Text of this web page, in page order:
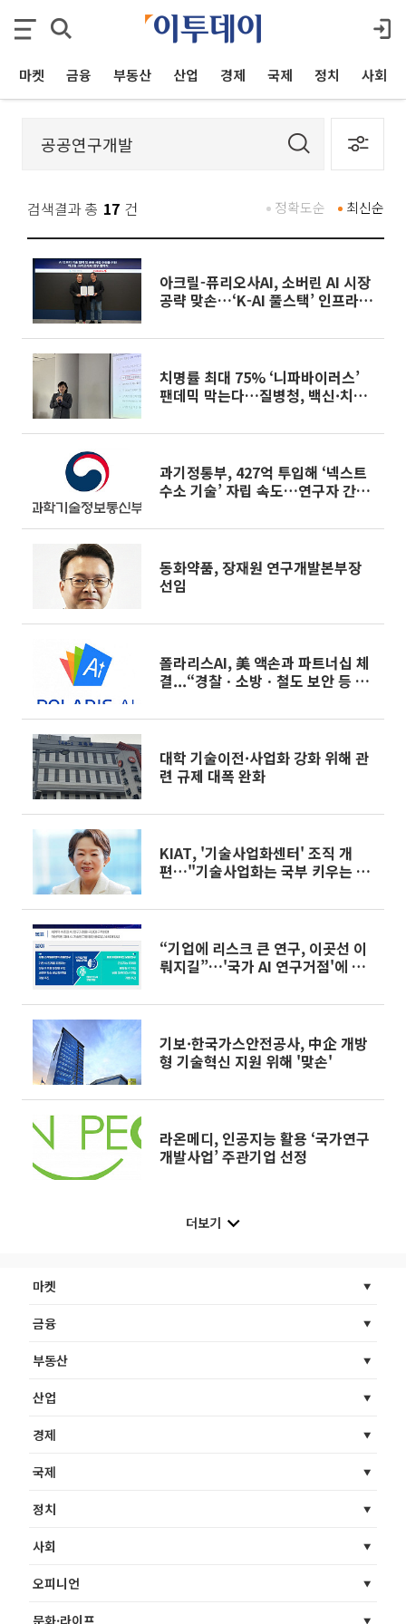
마켓 금융 부동산 산업 경제 국제 정치 사회
검색결과 총 17 건 최신순
정확도순
아크릴-퓨리오사AI, 소버린 AI 시장
공략 맞손…‘K-AI 풀스택’ 인프라
치명률 최대 75% ‘니파바이러스’
팬데믹 막는다…질병청, 백신·치료
과기정통부, 427억 투입해 ‘넥스트
수소 기술’ 자립 속도…연구자 간담
동화약품, 장재원 연구개발본부장
선임
폴라리스AI, 美 액손과 파트너십 체
결...“경찰ㆍ소방ㆍ철도 보안 등 공
대학 기술이전·사업화 강화 위해 관
련 규제 대폭 완화
KIAT, '기술사업화센터' 조직 개
편…"기술사업화는 국부 키우는 지
“기업에 리스크 큰 연구, 이곳선 이
뤄지길”…'국가 AI 연구거점'에 네
기보·한국가스안전공사, 中企 개방
형 기술혁신 지원 위해 '맞손'
라온메디, 인공지능 활용 ‘국가연구
개발사업’ 주관기업 선정
더보기
마켓
금융
부동산
산업
경제
국제
정치
사회
오피니언
문화·라이프